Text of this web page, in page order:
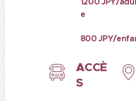
e
800 JPY/
ACCÈ
S